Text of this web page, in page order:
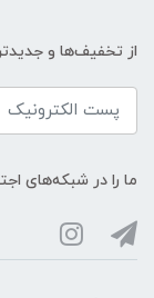
از تخفیف‌ها و
ما را در شبکه‌های